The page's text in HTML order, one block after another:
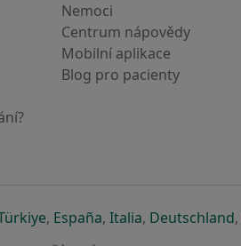
Nemoci
Centrum nápovědy
Mobilní aplikace
Blog pro pacienty
otevře v nové záložce
se otevře v nové záložce
, Españase otevře v nové
, Italiase otevře v
, Deutschland,